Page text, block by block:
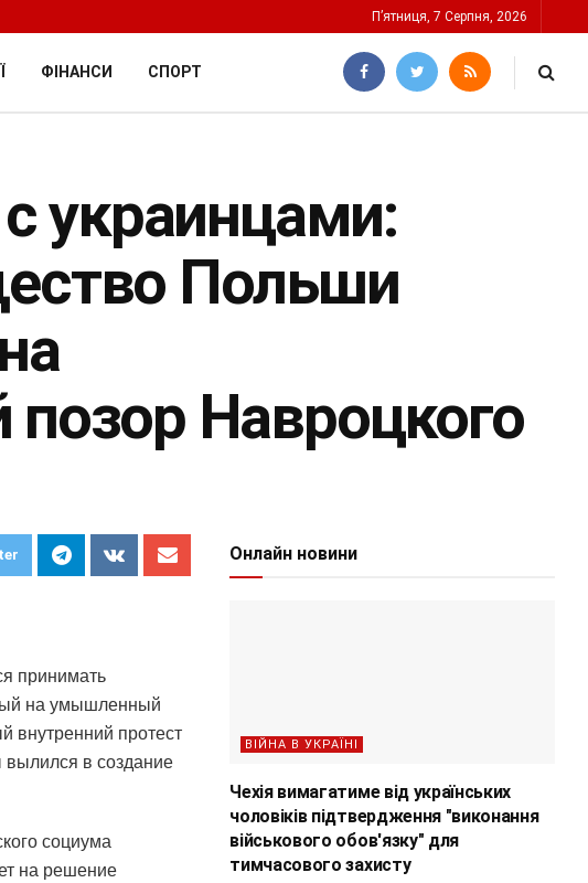
П’ятниця, 7 Серпня, 2026
ФІНАНСИ СПОРТ
украинцами:
Польши
Навроцкого
принимать
на умышленный
внутренний протест
вылился в создание
социума
на решение
Онлайн новини
ВІЙНА В УКРАЇНІ
Чехія вимагатиме від українських
чоловіків підтвердження "виконання
військового обов'язку" для
тимчасового захисту